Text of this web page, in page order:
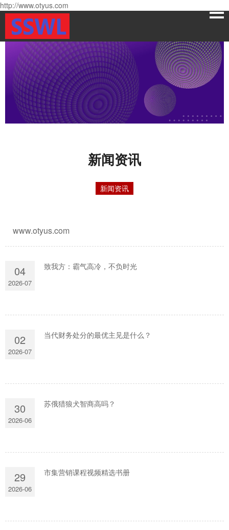
http://www.otyus.com
新闻资讯
新闻资讯
www.otyus.com
04
2026-07
致我方：霸气高冷，不负时光
02
2026-07
当代财务处分的最优主见是什么？
30
2026-06
苏俄猎狼犬智商高吗？
29
2026-06
市集营销课程视频精选书册